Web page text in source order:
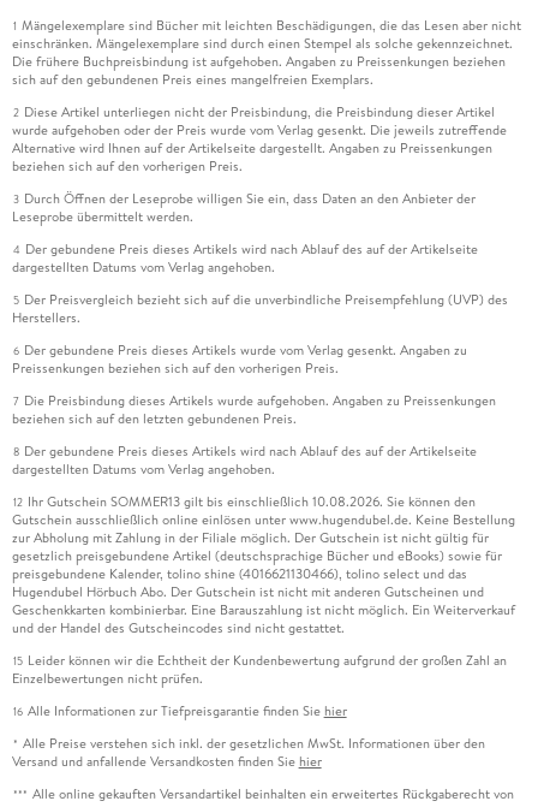
1 Mängelexemplare sind Bücher mit leichten Beschädigungen, die das Lesen aber nicht
einschränken. Mängelexemplare sind durch einen Stempel als solche gekennzeichnet.
Die frühere Buchpreisbindung ist aufgehoben. Angaben zu Preissenkungen beziehen
sich auf den gebundenen Preis eines mangelfreien Exemplars.
2 Diese Artikel unterliegen nicht der Preisbindung, die Preisbindung dieser Artikel
wurde aufgehoben oder der Preis wurde vom Verlag gesenkt. Die jeweils zutreffende
Alternative wird Ihnen auf der Artikelseite dargestellt. Angaben zu Preissenkungen
beziehen sich auf den vorherigen Preis.
3 Durch Öffnen der Leseprobe willigen Sie ein, dass Daten an den Anbieter der
Leseprobe übermittelt werden.
4 Der gebundene Preis dieses Artikels wird nach Ablauf des auf der Artikelseite
dargestellten Datums vom Verlag angehoben.
5 Der Preisvergleich bezieht sich auf die unverbindliche Preisempfehlung (UVP) des
Herstellers.
6 Der gebundene Preis dieses Artikels wurde vom Verlag gesenkt. Angaben zu
Preissenkungen beziehen sich auf den vorherigen Preis.
7 Die Preisbindung dieses Artikels wurde aufgehoben. Angaben zu Preissenkungen
beziehen sich auf den letzten gebundenen Preis.
8 Der gebundene Preis dieses Artikels wird nach Ablauf des auf der Artikelseite
dargestellten Datums vom Verlag angehoben.
12 Ihr Gutschein SOMMER13 gilt bis einschließlich 10.08.2026. Sie können den
Gutschein ausschließlich online einlösen unter www.hugendubel.de. Keine Bestellung
zur Abholung mit Zahlung in der Filiale möglich. Der Gutschein ist nicht gültig für
gesetzlich preisgebundene Artikel (deutschsprachige Bücher und eBooks) sowie für
preisgebundene Kalender, tolino shine (4016621130466), tolino select und das
Hugendubel Hörbuch Abo. Der Gutschein ist nicht mit anderen Gutscheinen und
Geschenkkarten kombinierbar. Eine Barauszahlung ist nicht möglich. Ein Weiterverkauf
und der Handel des Gutscheincodes sind nicht gestattet.
15 Leider können wir die Echtheit der Kundenbewertung aufgrund der großen Zahl an
Einzelbewertungen nicht prüfen.
16 Alle Informationen zur Tiefpreisgarantie finden Sie hier
* Alle Preise verstehen sich inkl. der gesetzlichen MwSt. Informationen über den
Versand und anfallende Versandkosten finden Sie hier
*** Alle online gekauften Versandartikel beinhalten ein erweitertes Rückgaberecht von